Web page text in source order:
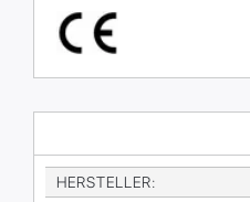
HER­STEL­LER: